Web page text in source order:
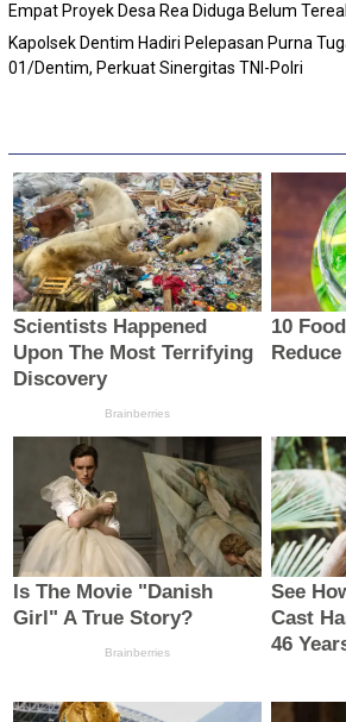
Empat Proyek Desa Rea Diduga Belum
Kapolsek Dentim Hadiri Pelepasan Purna
01/Dentim, Perkuat Sinergitas TNI-Polri